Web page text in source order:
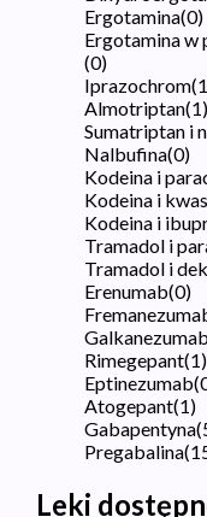
Ergotamina(0)
Ergotamina w
(0)
Iprazochrom(1
Almotriptan(1)
Sumatriptan i
Nalbufina(0)
Kodeina i
Kodeina i
Kodeina i
Tramadol i
Tramadol i
Erenumab(0)
Galkanezumab
Rimegepant(1)
Eptinezumab(
Atogepant(1)
Gabapentyna(
Pregabalina(
Leki